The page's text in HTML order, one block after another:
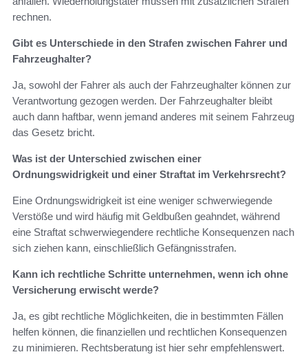
rechnen.
Gibt es Unterschiede in den Strafen zwischen Fahrer und
Fahrzeughalter?
Ja, sowohl der Fahrer als auch der Fahrzeughalter können zur
Verantwortung gezogen werden. Der Fahrzeughalter bleibt
auch dann haftbar, wenn jemand anderes mit seinem Fahrzeug
das Gesetz bricht.
Was ist der Unterschied zwischen einer
Ordnungswidrigkeit und einer Straftat im Verkehrsrecht?
Eine Ordnungswidrigkeit ist eine weniger schwerwiegende
Verstöße und wird häufig mit Geldbußen geahndet, während
eine Straftat schwerwiegendere rechtliche Konsequenzen nach
sich ziehen kann, einschließlich Gefängnisstrafen.
Kann ich rechtliche Schritte unternehmen, wenn ich ohne
Versicherung erwischt werde?
Ja, es gibt rechtliche Möglichkeiten, die in bestimmten Fällen
helfen können, die finanziellen und rechtlichen Konsequenzen
zu minimieren. Rechtsberatung ist hier sehr empfehlenswert.